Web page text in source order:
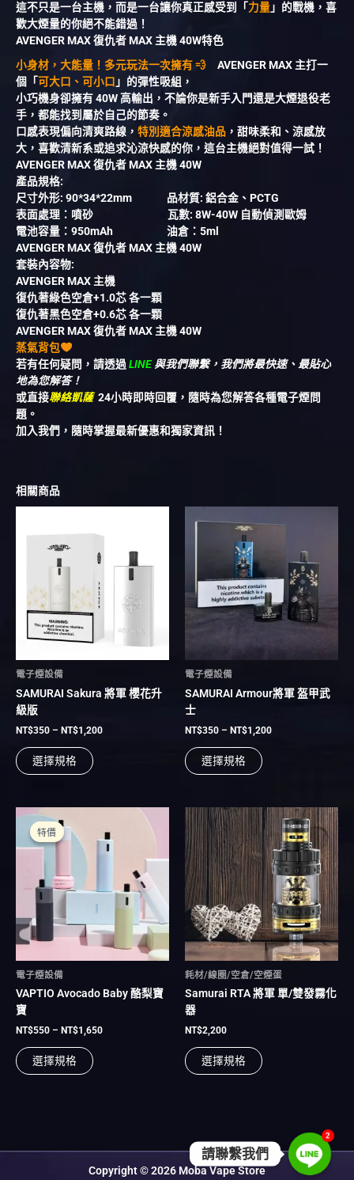
這不只是一台主機，而是一台讓你真正感受到「 力量」的戰機，喜
歡大煙量的你絕不能錯過！
AVENGER MAX 復仇者 MAX 主機 40W特色
小身材，大能量！多元玩法一次擁有 💨 AVENGER MAX 主打一
個「可大口、可小口 」的彈性吸組，
小巧機身卻擁有 40W 高輸出，不論你是新手入門還是大煙退役老
手，都能找到屬於自己的節奏。
口感表現偏向清爽路線， 特別適合涼感油品 ，甜味柔和、涼感放
大，喜歡清新系或追求沁涼快感的你，這台主機絕對值得一試！
AVENGER MAX 復仇者 MAX 主機 40W
產品規格:
尺寸外形: 90*34*22mm 品材質: 鋁合金、PCTG
表面處理：噴砂 瓦數: 8W-40W 自動偵測歐姆
電池容量：950mAh 油倉：5ml
AVENGER MAX 復仇者 MAX 主機 40W
套裝內容物:
AVENGER MAX 主機
復仇著綠色空倉+1.0芯 各一顆
復仇著黑色空倉+0.6芯 各一顆
AVENGER MAX 復仇者 MAX 主機 40W
蒸氣背包
若有任何疑問，請透過 LINE與我們聯繫，我們將最快速、最貼心
地為您解答！
或直接聯絡凱薩 24小時即時回覆，隨時為您解答各種電子煙問
題。
加入我們，隨時掌握最新優惠和獨家資訊！
相關商品
電子煙設備
SAMURAI Sakura 將軍 櫻花升
級版
NT$350 – NT$1,200
範
NT$350
選擇規格
有
多
種
款
可
在
品
面
擇
電子煙設備
SAMURAI Armour將軍 盔甲武
士
NT$350 – NT$1,200
格
NT$350
到
NT$1,200
選擇規格
多
種
款
可
在
品
面
擇
特價
特價
電子煙設備
VAPTIO Avocado Baby 酪梨寶
寶
NT$550 – NT$1,650
範
圍：
NT$1,650
選擇規格
種
款
式。
可
在
品
面
擇
耗材/線圈/空倉/空煙蛋
Samurai RTA 將軍 單/雙發霧化
器
NT$2,200
選擇規格
此
產
品
有
多
款
式。
可
在
產
品
擇
Copyright © 2026 Moba Vape Store
2
請聯繫我們